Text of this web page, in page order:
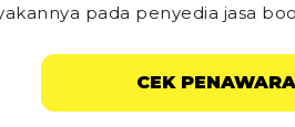
pada penyedia jasa
CEK